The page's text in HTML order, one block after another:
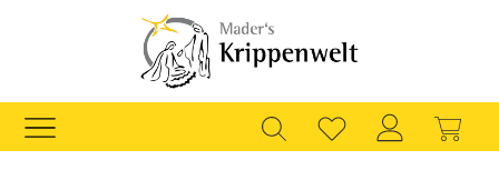
Zum Hauptinhalt springen